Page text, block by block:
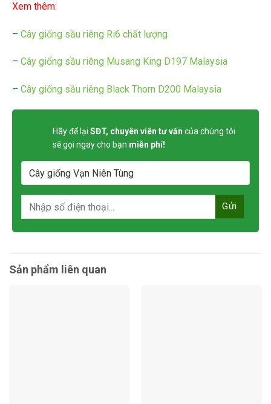
Xem thêm:
– Cây giống sầu riêng Ri6 chất lượng
– Cây giống sầu riêng Musang King D197 Malaysia
– Cây giống sầu riêng Black Thorn D200 Malaysia
Hãy để lại SĐT, chuyên viên tư vấn của chúng tôi
sẽ gọi ngay cho bạn miễn phí!
Sản phẩm liên quan